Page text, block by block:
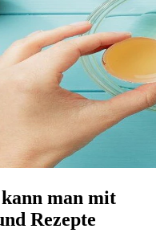
man mit
Rezepte